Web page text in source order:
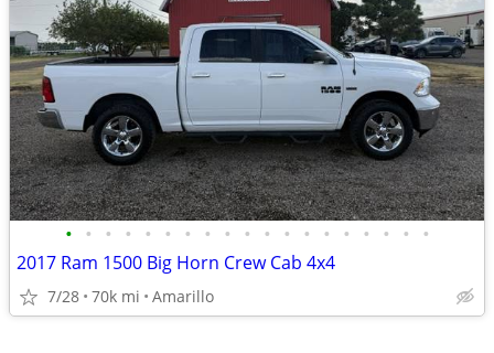
• • • • • • • • • • • • • • • • • • •
2017 Ram 1500 Big Horn Crew Cab 4x4
7/28 70k mi Amarillo